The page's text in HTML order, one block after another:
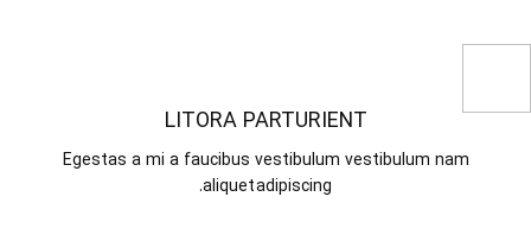
LITORA PARTURIENT
Egestas a mi a faucibus vestibulum vestibulum nam
aliquet adipiscing.